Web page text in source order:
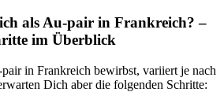
als Au-pair in Frankreich? –
im Überblick
in Frankreich bewirbst, variiert je nach
Dich aber die folgenden Schritte: